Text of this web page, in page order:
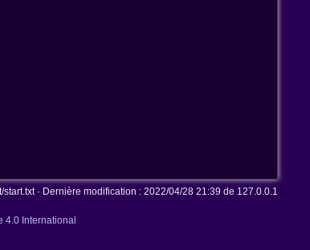
start.txt· Dernière modification : 2022/04/28 21:39 de 127.0.0.1
4.0 International